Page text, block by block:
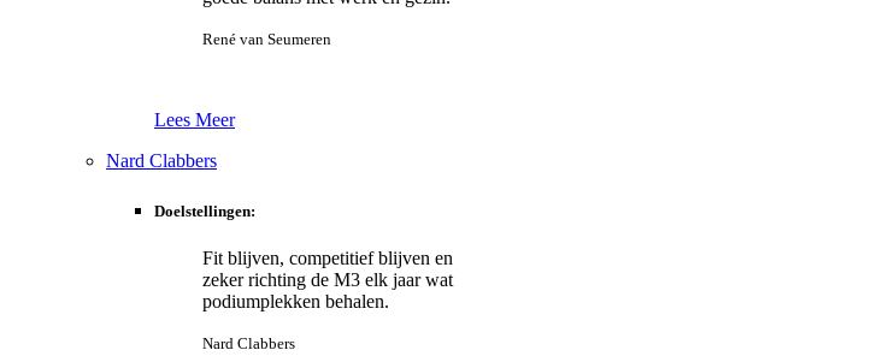
René van Seumeren
Lees Meer
Nard Clabbers
Doelstellingen:
Fit blijven, competitief blijven en
zeker richting de M3 elk jaar wat
podiumplekken behalen.
Nard Clabbers